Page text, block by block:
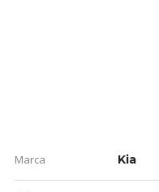
Marca Kia